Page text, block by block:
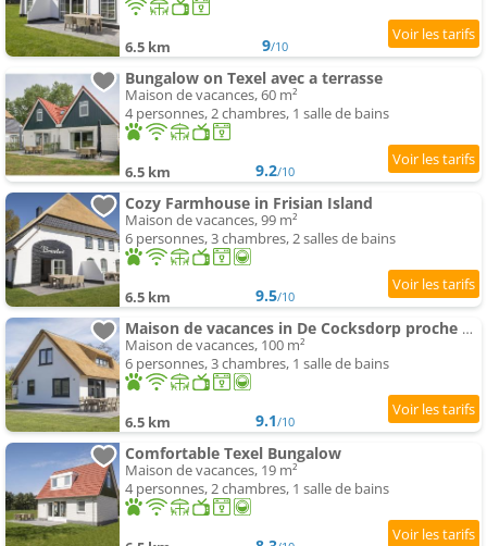
6.5 km 9/10
Bungalow on Texel avec a terrasse
Maison de vacances, 60 m²
4 personnes, 2 chambres, 1 salle de bains
6.5 km 9.2/10
Cozy Farmhouse in Frisian Island
Maison de vacances, 99 m²
6 personnes, 3 chambres, 2 salles de bains
6.5 km 9.5/10
Maison de vacances in De Cocksdorp proche de plage
Maison de vacances, 100 m²
6 personnes, 3 chambres, 1 salle de bains
6.5 km 9.1/10
Comfortable Texel Bungalow
Maison de vacances, 19 m²
4 personnes, 2 chambres, 1 salle de bains